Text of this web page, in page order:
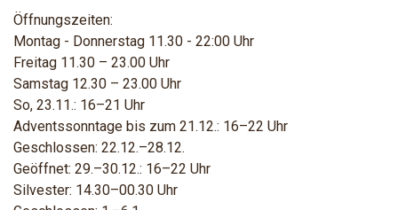
Öffnungszeiten:
Montag - Donnerstag 11.30 - 22:00 Uhr
Freitag 11.30 – 23.00 Uhr
Samstag 12.30 – 23.00 Uhr
So, 23.11.: 16–21 Uhr
Adventssonntage bis zum 21.12.: 16–22 Uhr
Geschlossen: 22.12.–28.12.
Geöffnet: 29.–30.12.: 16–22 Uhr
Silvester: 14.30–00.30 Uhr